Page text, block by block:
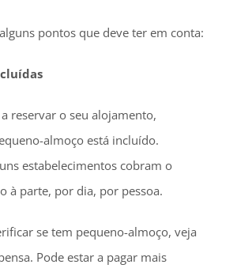
pontos que deve ter em conta:
reservar o seu alojamento,
almoço está incluído.
estabelecimentos cobram o
à parte, por dia, por pessoa.
se tem pequeno-almoço, veja
Pode estar a pagar mais